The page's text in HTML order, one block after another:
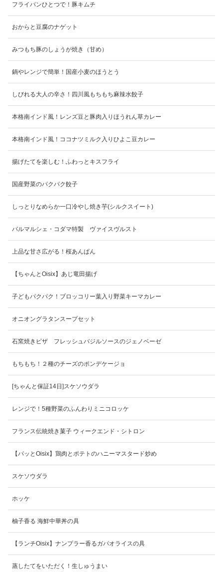
フライパンひとつで！豚キムチ
おからと豆腐のナゲット
みつもち豚のしょうが焼き（甘め）
鍋やレンジで簡単！国産小麦のほうとう
しびれる大人の辛さ！四川風もちもち麻辣水餃子
本格南インド風！レンズ豆と豚肉入りほうれん草カレー
本格南インド風！ココナツミルク入りひよこ豆カレー
揚げたてを楽しむ！ふわっとキスフライ
国産野菜のパクパク餃子
しっとりなめらか一口冷やし焼き芋(シルクスイート)
バルマルシェ・コダマ特製 ヴァイスヴルスト
上品な甘さ広がる！桜あんぱん
【ちゃんとOisix】あじ竜田揚げ
子どもパクパク！ブロッコリー葉入り野菜キーマカレー
オニオングラタンスープセット
石窯焼きピザ フレッシュバジルソースのジェノベーゼ
もちもち！２種のチーズのポンデケージョ
[ちゃんと保証14日]スケソウダラ
レンジで！5種野菜のふんわりミニコロッケ
フランス伝統焼き菓子 ウィークエンド・シトロン
【パッとOisix】鶏肉とポテトのハニーマスタード炒め
スケソウダラ
ホッケ
柚子香る 海鮮中華丼の具
【ランチOisix】ナンプラー香るガパオライスの具
蒸したてをいただく！生しゅうまい